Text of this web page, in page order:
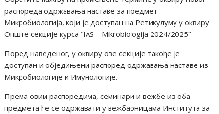
распореда одржавања наставе за предмет
Микробиологија, који је доступан на Ретикулуму у оквиру
Опште секције курса “IAS – Mikrobiologija 2024/2025”
Поред наведеног, у оквиру ове секције такође је
доступан и обједињени распоред одржавања наставе из
Mикробиологије и Имунологије.
Према овим распоредима, семинари и вежбе из оба
предмета ће се одржавати у вежбаоницама Института за